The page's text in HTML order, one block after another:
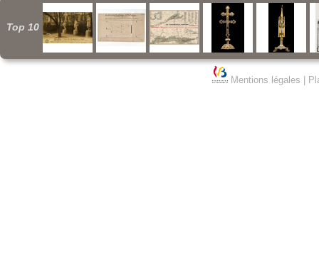
Top 10
Mentions légales